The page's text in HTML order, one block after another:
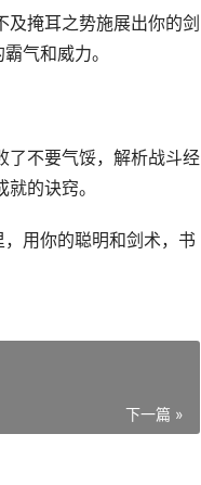
掩耳之势施展出你的剑
气和威力。
了不要气馁，解析战斗经
的诀窍。
用你的聪明和剑术，书
下一篇 »